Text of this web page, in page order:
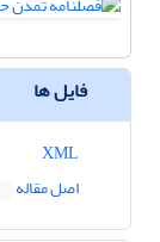
فایل ها
اصل مقاله